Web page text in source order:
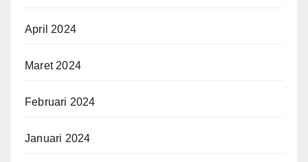
April 2024
Maret 2024
Februari 2024
Januari 2024